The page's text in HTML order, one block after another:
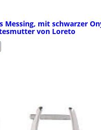
Messing, mit schwarzer
von Loreto